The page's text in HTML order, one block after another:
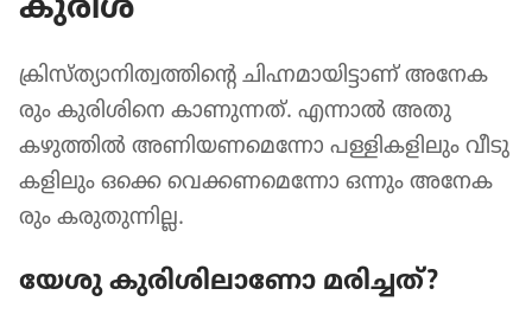
കുരിശ്‌
ക്രിസ്‌ത്യാനിത്വത്തിന്റെ ചിഹ്നമാ​യി​ട്ടാണ്‌ അനേക​
രും കുരി​ശി​നെ കാണു​ന്നത്‌. എന്നാൽ അതു
കഴുത്തിൽ അണിയ​ണ​മെ​ന്നോ പള്ളിക​ളി​ലും വീടു​
ക​ളി​ലും ഒക്കെ വെക്കണ​മെ​ന്നോ ഒന്നും അനേക​
രും കരുതു​ന്നില്ല.
യേശു കുരി​ശി​ലാ​ണോ മരിച്ചത്‌?